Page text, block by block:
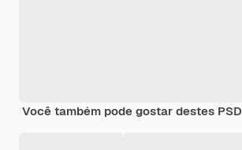
Você também pode gostar destes PSD